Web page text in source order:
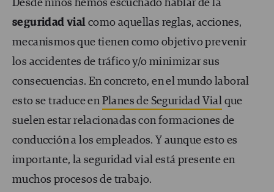
Desde niños hemos escuchado hablar de la
seguridad vial como aquellas reglas, acciones,
mecanismos que tienen como objetivo prevenir
los accidentes de tráfico y/o minimizar sus
consecuencias. En concreto, en el mundo laboral
esto se traduce enPlanes de Seguridad Vial que
suelen estar relacionadas con formaciones de
conducción a los empleados. Y aunque esto es
importante, la seguridad vial está presente en
muchos procesos de trabajo.